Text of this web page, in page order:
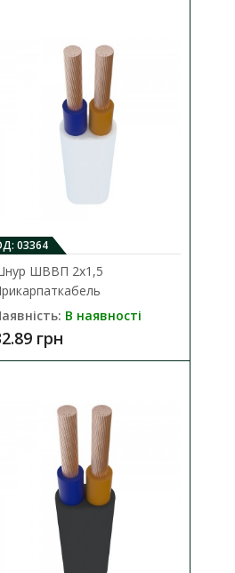
ДО КОШИКА
В порівняння
В закладки
03364
ШВВП 2х1,5
В наявності
грн